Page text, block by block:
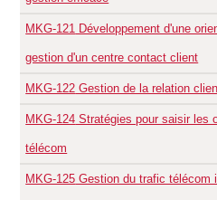
MKG-121 Développement d'une
gestion d'un centre contact client
MKG-122 Gestion de la relation
MKG-124 Stratégies pour saisir les
télécom
MKG-125 Gestion du trafic télécom